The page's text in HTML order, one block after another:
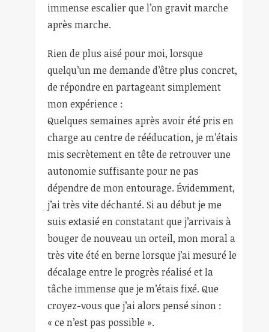
immense escalier que l’on gravit marche
après marche.
Rien de plus aisé pour moi, lorsque
quelqu’un me demande d’être plus concret,
de répondre en partageant simplement
mon expérience :
Quelques semaines après avoir été pris en
charge au centre de rééducation, je m’étais
mis secrètement en tête de retrouver une
autonomie suffisante pour ne pas
dépendre de mon entourage. Évidemment,
j’ai très vite déchanté. Si au début je me
suis extasié en constatant que j’arrivais à
bouger de nouveau un orteil, mon moral a
très vite été en berne lorsque j’ai mesuré le
décalage entre le progrès réalisé et la
tâche immense que je m’étais fixé. Que
croyez-vous que j’ai alors pensé sinon :
« ce n’est pas possible ».